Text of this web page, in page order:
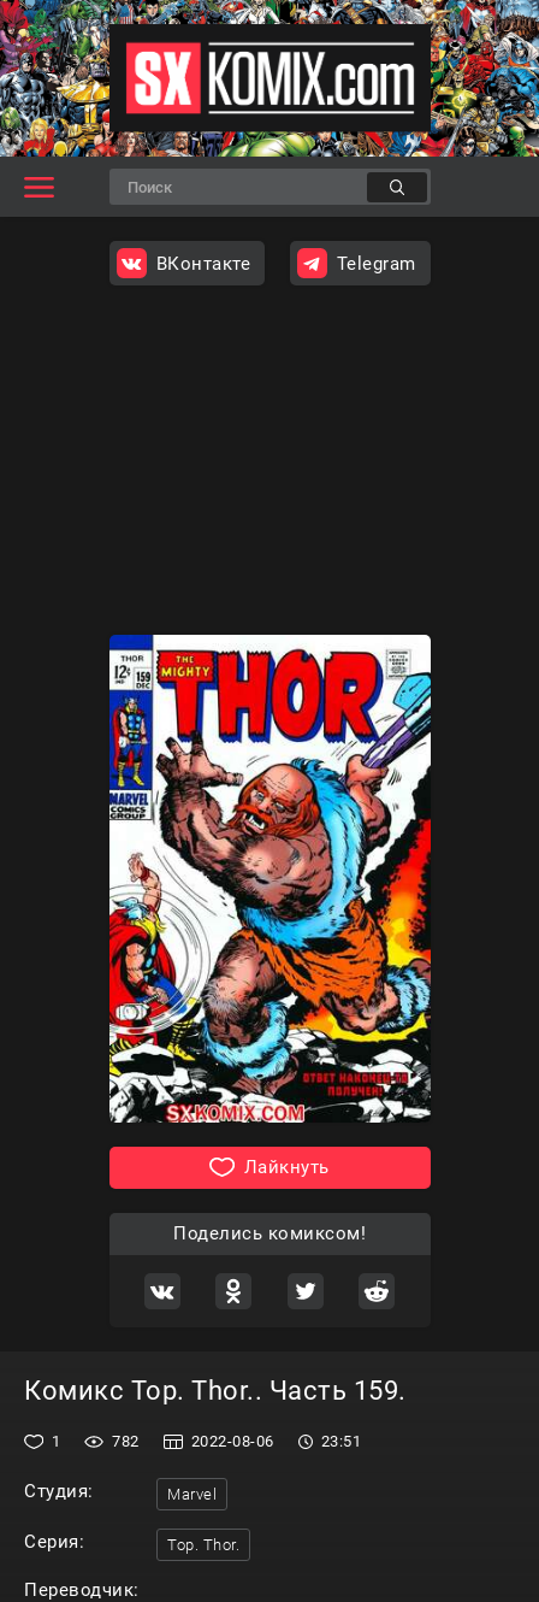
ВКонтакте Telegram
Лайкнуть
Поделись комиксом!
Комикс Тор. Thor.. Часть 159.
1 782 2022-08-06 23:51
Студия: Marvel
Серия: Тор. Thor.
Переводчик: